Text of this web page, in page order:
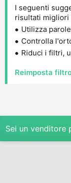
I seguenti
risultati migliori
Utilizza
Controlla
Riduci i filtri,
Reimposta
Sei un venditore